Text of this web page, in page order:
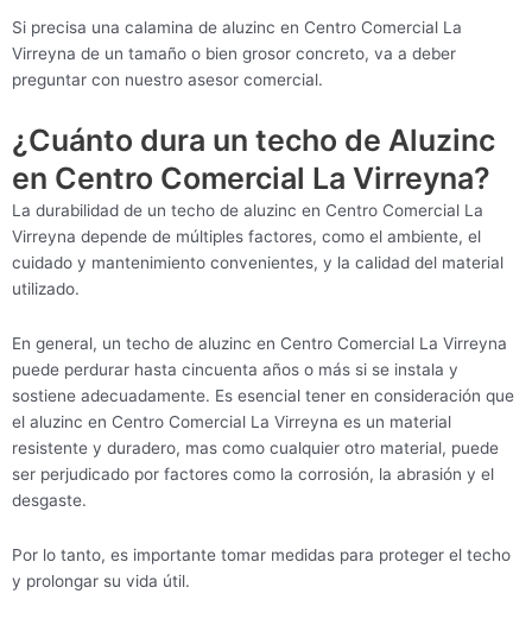
Si precisa una calamina de aluzinc en Centro Comercial La
Virreyna de un tamaño o bien grosor concreto, va a deber
preguntar con nuestro asesor comercial.
¿Cuánto dura un techo de Aluzinc
en Centro Comercial La Virreyna?
La durabilidad de un techo de aluzinc en Centro Comercial La
Virreyna depende de múltiples factores, como el ambiente, el
cuidado y mantenimiento convenientes, y la calidad del material
utilizado.
En general, un techo de aluzinc en Centro Comercial La Virreyna
puede perdurar hasta cincuenta años o más si se instala y
sostiene adecuadamente. Es esencial tener en consideración que
el aluzinc en Centro Comercial La Virreyna es un material
resistente y duradero, mas como cualquier otro material, puede
ser perjudicado por factores como la corrosión, la abrasión y el
desgaste.
Por lo tanto, es importante tomar medidas para proteger el techo
y prolongar su vida útil.